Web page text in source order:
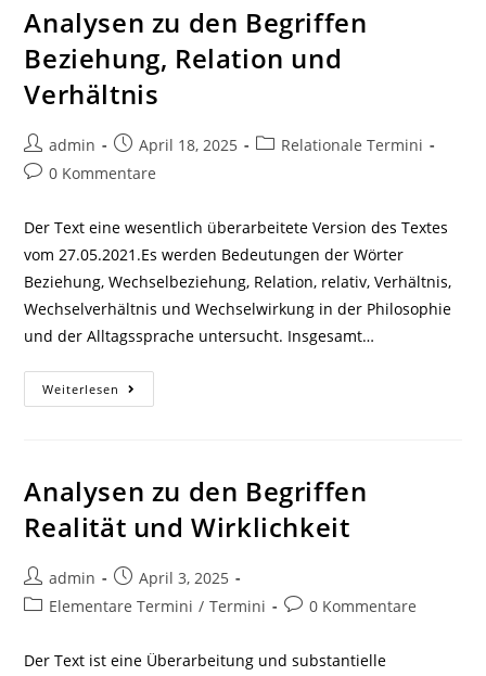
Gegenstand
Und
Analysen zu den Begriffen
Beziehung, Relation und
Verhältnis
Beitrags-
Autor:
admin
Beitrag
veröffentlicht:
April 18, 2025
Beitrags-
Relationale Termini
Beitrags-
0 Kommentare
Der Text eine wesentlich überarbeitete Version des Textes
vom 27.05.2021.Es werden Bedeutungen der Wörter
Beziehung, Wechselbeziehung, Relation, relativ, Verhältnis,
Wechselverhältnis und Wechselwirkung in der Philosophie
und der Alltagssprache untersucht. Insgesamt…
Weiterlesen Analysen
Zu
Verhältnis
Analysen zu den Begriffen
Realität und Wirklichkeit
Beitrags-
Autor:
admin
Beitrag
veröffentlicht:
April 3, 2025
Beitrags-
Elementare Termini / Termini
Beitrags-
0 Kommentare
Der Text ist eine Überarbeitung und substantielle